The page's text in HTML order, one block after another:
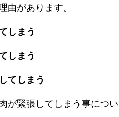
由があります。
しまう
しまう
てしまう
緊張してしまう事につい